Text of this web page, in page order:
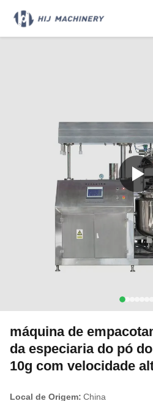
máquina de
da especiaria do pó
10g com velocidade
Local de Origem: China